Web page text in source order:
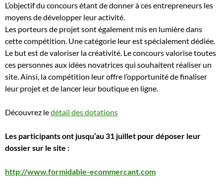
L’objectif du concours étant de donner à ces entrepreneurs les
moyens de développer leur activité.
Les porteurs de projet sont également mis en lumière dans
cette compétition. Une catégorie leur est spécialement dédiée.
Le but est de valoriser la créativité. Le concours valorise toutes
ces personnes aux idées novatrices qui souhaitent réaliser un
site. Ainsi, la compétition leur offre l’opportunité de finaliser
leur projet et de lancer leur boutique en ligne.
Découvrez ledétail des dotations
Les participants ont jusqu’au 31 juillet pour déposer leur
dossier sur le site :
http://www.formidable-ecommercant.com